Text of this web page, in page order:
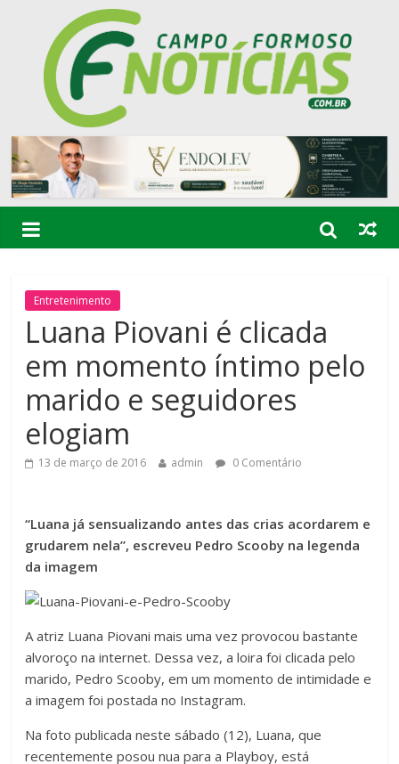
Entretenimento
Luana Piovani é clicada
em momento íntimo pelo
marido e seguidores
elogiam
13 de março de 2016 admin 0 Comentário
“Luana já sensualizando antes das crias acordarem e
grudarem nela”, escreveu Pedro Scooby na legenda
da imagem
A atriz Luana Piovani mais uma vez provocou bastante
alvoroço na internet. Dessa vez, a loira foi clicada pelo
marido, Pedro Scooby, em um momento de intimidade e
a imagem foi postada no Instagram.
Na foto publicada neste sábado (12), Luana, que
recentemente posou nua para a Playboy, está